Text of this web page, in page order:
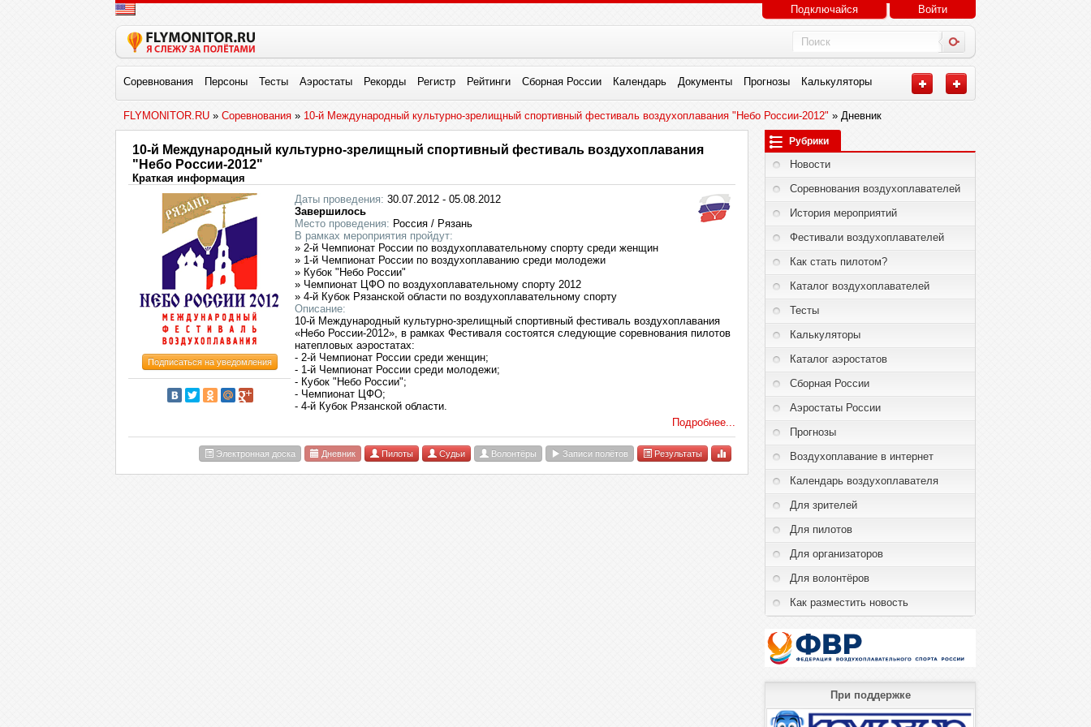
Подключайся Войти
Соревнования Персоны Тесты Аэростаты Рекорды Регистр Рейтинги Сборная России Календарь Документы Прогнозы Калькуляторы
FLYMONITOR.RU » Соревнования » 10-й Международный культурно-зрелищный спортивный фестиваль воздухоплавания "Небо России-2012" » Дневник
10-й Международный культурно-зрелищный спортивный фестиваль воздухоплавания
"Небо России-2012"
Краткая информация
Подписаться на уведомления
Даты проведения: 30.07.2012 - 05.08.2012
Завершилось
Место проведения: Россия / Рязань
В рамках мероприятия пройдут:
» 2-й Чемпионат России по воздухоплавательному спорту среди женщин
» 1-й Чемпионат России по воздухоплаванию среди молодежи
» Кубок "Небо России"
» Чемпионат ЦФО по воздухоплавательному спорту 2012
» 4-й Кубок Рязанской области по воздухоплавательному спорту
Описание:
10-й Международный культурно-зрелищный спортивный фестиваль воздухоплавания
«Небо России-2012», в рамках Фестиваля состоятся следующие соревнования пилотов
натепловых аэростатах:
- 2-й Чемпионат России среди женщин;
- 1-й Чемпионат России среди молодежи;
- Кубок "Небо России";
- Чемпионат ЦФО;
- 4-й Кубок Рязанской области.
Подробнее...
Электронная доска Дневник Пилоты Судьи Волонтёры Записи полётов Результаты
Рубрики
Новости
Соревнования воздухоплавателей
История мероприятий
Фестивали воздухоплавателей
Как стать пилотом?
Каталог воздухоплавателей
Тесты
Калькуляторы
Каталог аэростатов
Сборная России
Аэростаты России
Прогнозы
Воздухоплавание в интернет
Календарь воздухоплавателя
Для зрителей
Для пилотов
Для организаторов
Для волонтёров
Как разместить новость
При поддержке